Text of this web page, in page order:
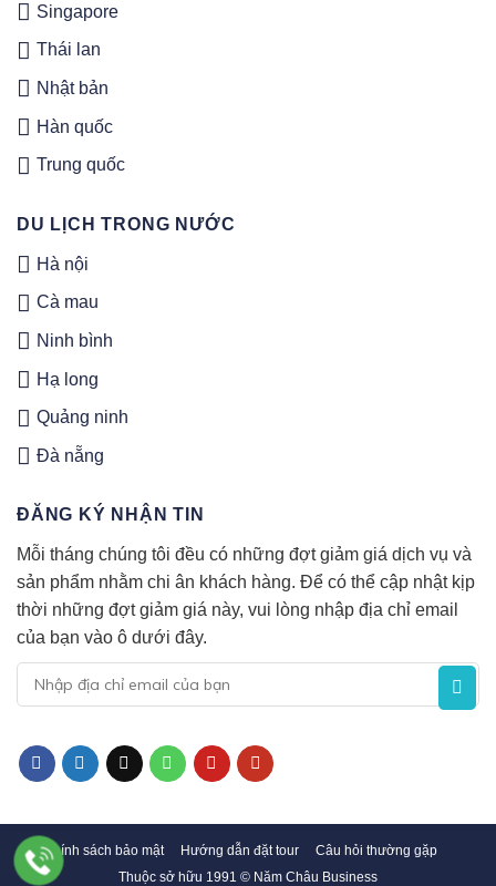
Singapore
Thái lan
Nhật bản
Hàn quốc
Trung quốc
DU LỊCH TRONG NƯỚC
Hà nội
Cà mau
Ninh bình
Hạ long
Quảng ninh
Đà nẵng
ĐĂNG KÝ NHẬN TIN
Mỗi tháng chúng tôi đều có những đợt giảm giá dịch vụ và
sản phẩm nhằm chi ân khách hàng. Để có thể cập nhật kịp
thời những đợt giảm giá này, vui lòng nhập địa chỉ email
của bạn vào ô dưới đây.
Chính sách bảo mật Hướng dẫn đặt tour
Câu hỏi thường gặp
Thuộc sở hữu 1991 © Năm Châu Business